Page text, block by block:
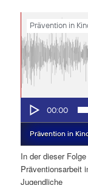
In der dieser
Präventionsarbeit
Jugendliche